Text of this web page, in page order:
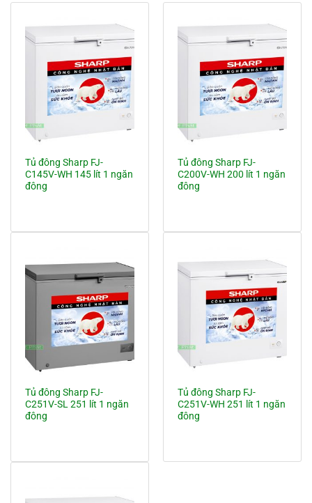
Tủ đông Sharp FJ-
C145V-WH 145 lít 1 ngăn
đông
Tủ đông Sharp FJ-
C200V-WH 200 lít 1 ngăn
đông
Tủ đông Sharp FJ-
C251V-SL 251 lít 1 ngăn
đông
Tủ đông Sharp FJ-
C251V-WH 251 lít 1 ngăn
đông